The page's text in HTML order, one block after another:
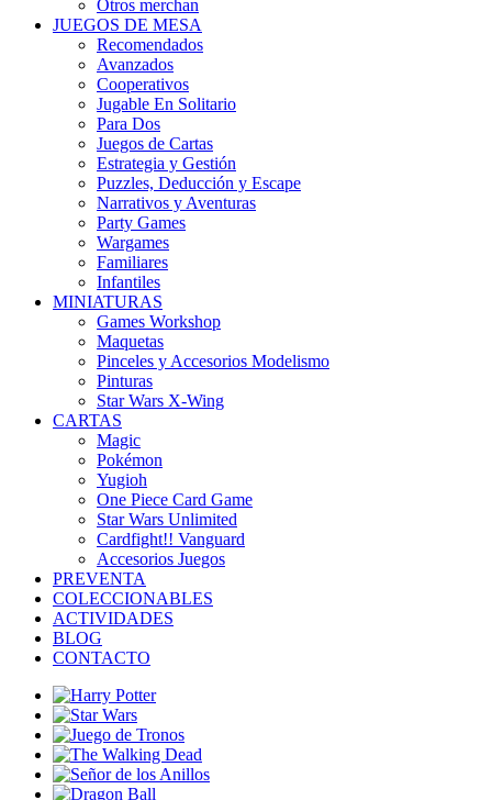
Otros merchan
JUEGOS DE MESA
Recomendados
Avanzados
Cooperativos
Jugable En Solitario
Para Dos
Juegos de Cartas
Estrategia y Gestión
Puzzles, Deducción y Escape
Narrativos y Aventuras
Party Games
Wargames
Familiares
Infantiles
MINIATURAS
Games Workshop
Maquetas
Pinceles y Accesorios Modelismo
Pinturas
Star Wars X-Wing
CARTAS
Magic
Pokémon
Yugioh
One Piece Card Game
Star Wars Unlimited
Cardfight!! Vanguard
Accesorios Juegos
PREVENTA
COLECCIONABLES
ACTIVIDADES
BLOG
CONTACTO